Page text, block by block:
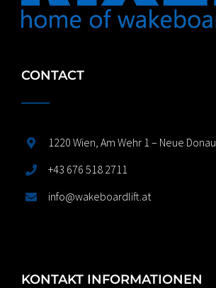
CONTACT
1220 Wien, Am Wehr 1 – Neue Donau
+43 676 518 2711
info@wakeboardlift.at
KONTAKT INFORMATIONEN